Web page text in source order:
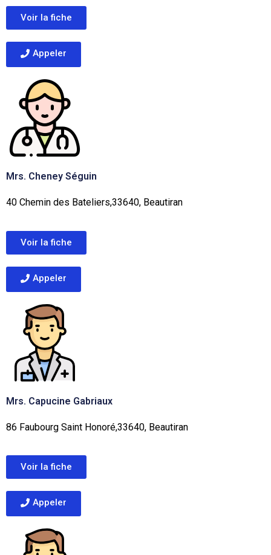
Voir la fiche
Appeler
Mrs. Cheney Séguin
40 Chemin des Bateliers,33640, Beautiran
Voir la fiche
Appeler
Mrs. Capucine Gabriaux
86 Faubourg Saint Honoré,33640, Beautiran
Voir la fiche
Appeler